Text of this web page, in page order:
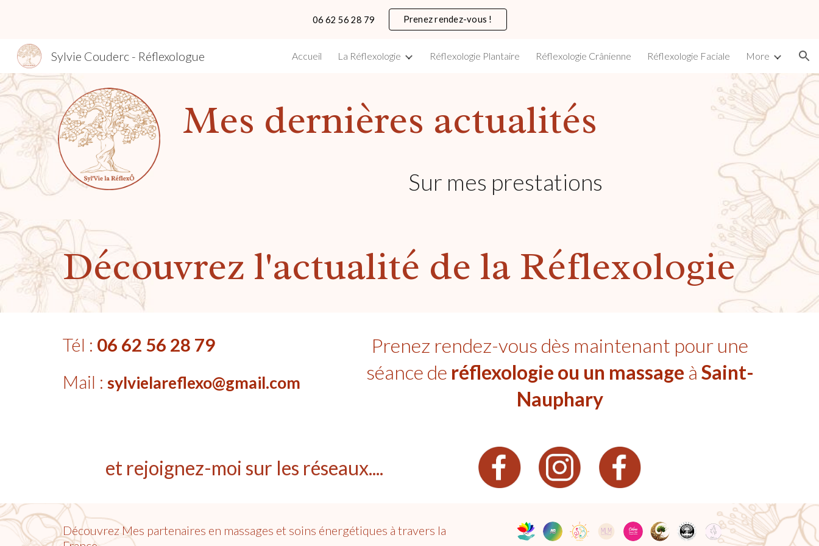
Skip to main content Skip to navigation
06 62 56 28 79 Prenez rendez-vous !
Sylvie Couderc - Réflexologue Accueil La Réflexologie Réflexologie Plantaire Réflexologie Crânienne Réflexologie Faciale More
Mes dernières actualités
Sur mes prestations
Découvrez l'actualité de la Réflexologie
Tél : 06 62 56 28 79
Mail : sylvielareflexo@gmail.com
Prenez rendez-vous dès maintenant pour une
séance de réflexologie ou un massage à Saint-
Nauphary
et rejoignez-moi sur les réseaux....
Découvrez Mes partenaires en massages et soins énergétiques à travers la